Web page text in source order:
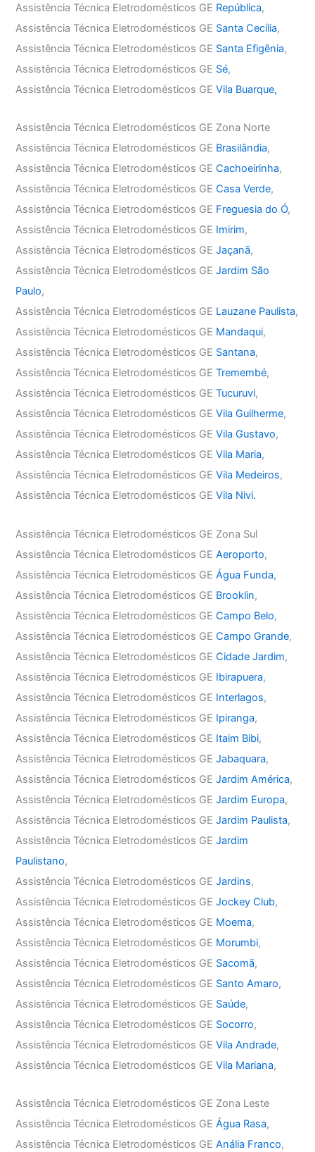
Assistência Técnica Eletrodomésticos GE República,
Assistência Técnica Eletrodomésticos GE Santa Cecília,
Assistência Técnica Eletrodomésticos GE Santa Efigênia,
Assistência Técnica Eletrodomésticos GE Sé,
Assistência Técnica Eletrodomésticos GEVila Buarque,
Assistência Técnica Eletrodomésticos GE Zona Norte
Assistência Técnica Eletrodomésticos GE Brasilândia,
Assistência Técnica Eletrodomésticos GECachoeirinha,
Assistência Técnica Eletrodomésticos GECasa Verde,
Assistência Técnica Eletrodomésticos GE Freguesia do Ó,
Assistência Técnica Eletrodomésticos GE Imirim,
Assistência Técnica Eletrodomésticos GEJaçanã,
Assistência Técnica Eletrodomésticos GEJardim São
Paulo,
Assistência Técnica Eletrodomésticos GE Lauzane Paulista,
Assistência Técnica Eletrodomésticos GE Mandaqui,
Assistência Técnica Eletrodomésticos GE Santana,
Assistência Técnica Eletrodomésticos GETremembé,
Assistência Técnica Eletrodomésticos GETucuruvi,
Assistência Técnica Eletrodomésticos GEVila Guilherme,
Assistência Técnica Eletrodomésticos GEVila Gustavo,
Assistência Técnica Eletrodomésticos GEVila Maria,
Assistência Técnica Eletrodomésticos GEVila Medeiros,
Assistência Técnica Eletrodomésticos GEVila Nivi.
Assistência Técnica Eletrodomésticos GE Zona Sul
Assistência Técnica Eletrodomésticos GEAeroporto,
Assistência Técnica Eletrodomésticos GEÁgua Funda,
Assistência Técnica Eletrodomésticos GE Brooklin,
Assistência Técnica Eletrodomésticos GECampo Belo,
Assistência Técnica Eletrodomésticos GECampo Grande,
Assistência Técnica Eletrodomésticos GECidade Jardim,
Assistência Técnica Eletrodomésticos GE Ibirapuera,
Assistência Técnica Eletrodomésticos GE Interlagos,
Assistência Técnica Eletrodomésticos GE Ipiranga,
Assistência Técnica Eletrodomésticos GE Itaim Bibi,
Assistência Técnica Eletrodomésticos GEJabaquara,
Assistência Técnica Eletrodomésticos GEJardim América,
Assistência Técnica Eletrodomésticos GEJardim Europa,
Assistência Técnica Eletrodomésticos GEJardim Paulista,
Assistência Técnica Eletrodomésticos GEJardim
Paulistano,
Assistência Técnica Eletrodomésticos GEJardins,
Assistência Técnica Eletrodomésticos GEJockey Club,
Assistência Técnica Eletrodomésticos GE Moema,
Assistência Técnica Eletrodomésticos GE Morumbi,
Assistência Técnica Eletrodomésticos GE Sacomã,
Assistência Técnica Eletrodomésticos GE Santo Amaro,
Assistência Técnica Eletrodomésticos GE Saúde,
Assistência Técnica Eletrodomésticos GE Socorro,
Assistência Técnica Eletrodomésticos GEVila Andrade,
Assistência Técnica Eletrodomésticos GEVila Mariana,
Assistência Técnica Eletrodomésticos GE Zona Leste
Assistência Técnica Eletrodomésticos GEÁgua Rasa,
Assistência Técnica Eletrodomésticos GEAnália Franco,